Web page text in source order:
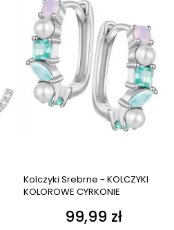
Kolczyki Srebrne - KOLCZYKI
KOLOROWE CYRKONIE
Cena
99,99 zł